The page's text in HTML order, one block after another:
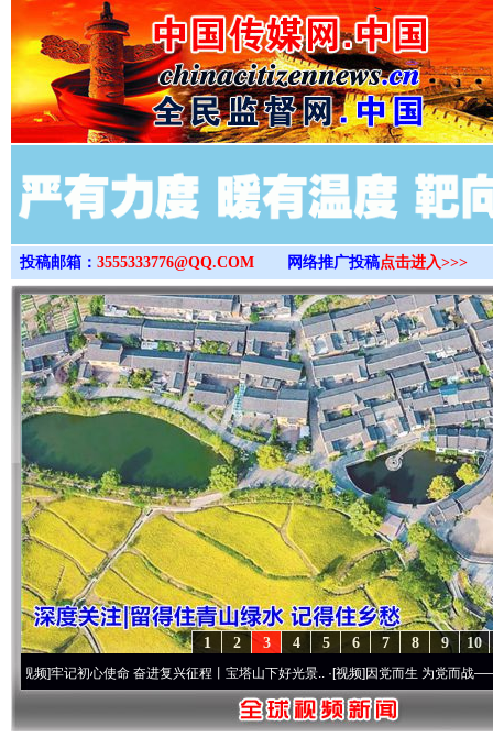
>
投稿邮箱： 3555333776@QQ.COM 网络推广投稿点击进入>>>
10
9
8
7
6
5
4
3
2
1
心使命 奋进复兴征程丨宝塔山下好光景..·[视频]因党而生 为党而战——百年“纪”事⑧